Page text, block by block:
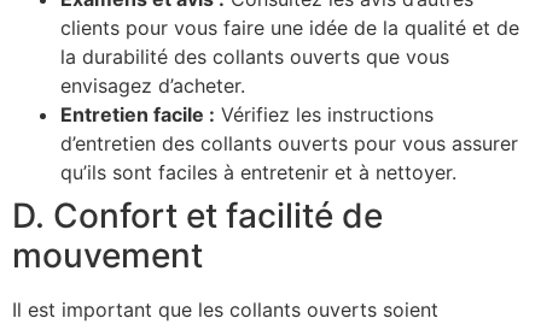
clients pour vous faire une idée de la qualité et de
la durabilité des collants ouverts que vous
envisagez d’acheter.
Entretien facile : Vérifiez les instructions
d’entretien des collants ouverts pour vous assurer
qu’ils sont faciles à entretenir et à nettoyer.
D. Confort et facilité de
mouvement
Il est important que les collants ouverts soient